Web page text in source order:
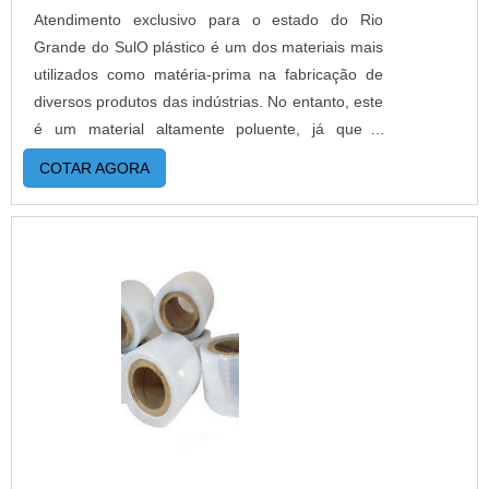
Atendimento exclusivo para o estado do Rio
Grande do SulO plástico é um dos materiais mais
utilizados como matéria-prima na fabricação de
diversos produtos das indústrias. No entanto, este
é um material altamente poluente, já que a
decomposição após descarte no meio ambiente
demora cerca de quarenta anos. Por isso, é cada
vez mais comum a utilização de sacos reciclados
podem ser fabricados com ou sem transparência,
de alta qualidade, com custo reduzido e muita
resistência. Além disso, é produzido com um
composto plástico reciclado que mantém a
resistência da embalagem sem aumentar o custo,
ideal para peças de metal, atelier, solas, couros,
COTAR AGORA